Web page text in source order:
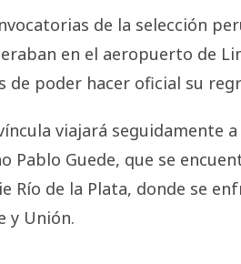
de la selección
en el aeropuerto de
de poder hacer oficial su
viajará seguidamente
Pablo Guede, que se
Río de la Plata, donde se
y Unión.